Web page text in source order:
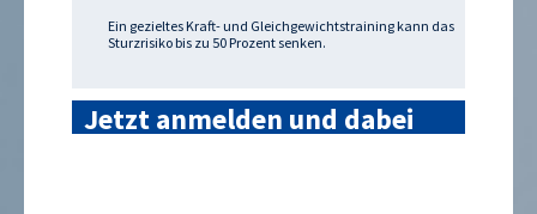
Ein gezieltes Kraft- und Gleichgewichtstraining kann das
Sturzrisiko bis zu 50 Prozent senken.
Jetzt anmelden und dabei